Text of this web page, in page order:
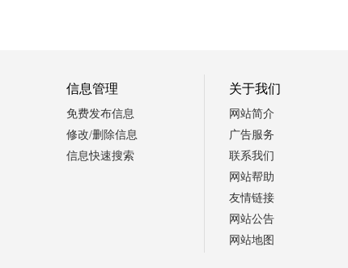
信息管理
免费发布信息
修改/删除信息
信息快速搜索
关于我们
网站简介
广告服务
联系我们
网站帮助
友情链接
网站公告
网站地图